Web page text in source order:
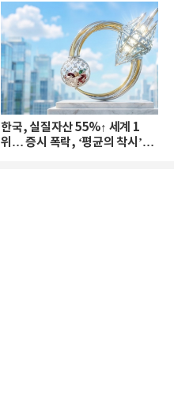
한국, 실질자산 55%↑ 세계 1
위… 증시 폭락, ‘평균의 착시’와